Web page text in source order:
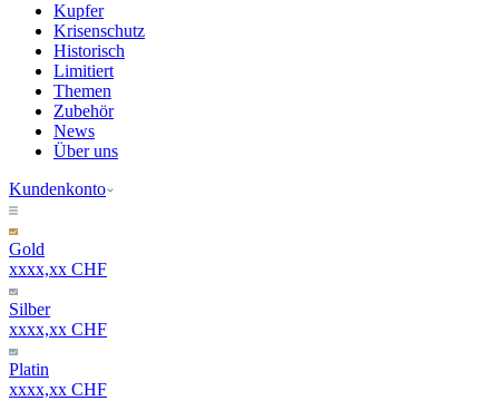
Kupfer
Krisenschutz
Historisch
Limitiert
Themen
Zubehör
News
Über uns
Kundenkonto
Gold
xxxx,xx CHF
Silber
xxxx,xx CHF
Platin
xxxx,xx CHF